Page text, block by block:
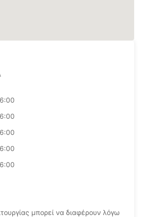
μπορεί να διαφέρουν λόγω